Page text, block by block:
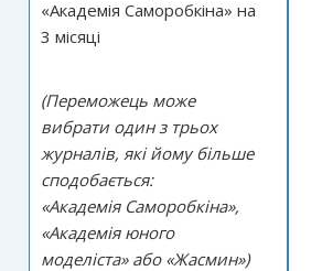
«Академія Саморобкіна» на
3 місяці
(Переможець може
вибрати один з трьох
журналів, які йому більше
сподобається:
«Академія Саморобкіна»,
«Академія юного
моделіста» або «Жасмин»)